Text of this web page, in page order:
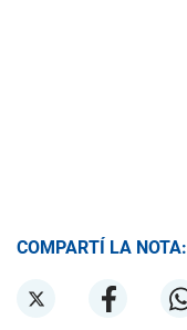
COMPARTÍ LA NOTA: